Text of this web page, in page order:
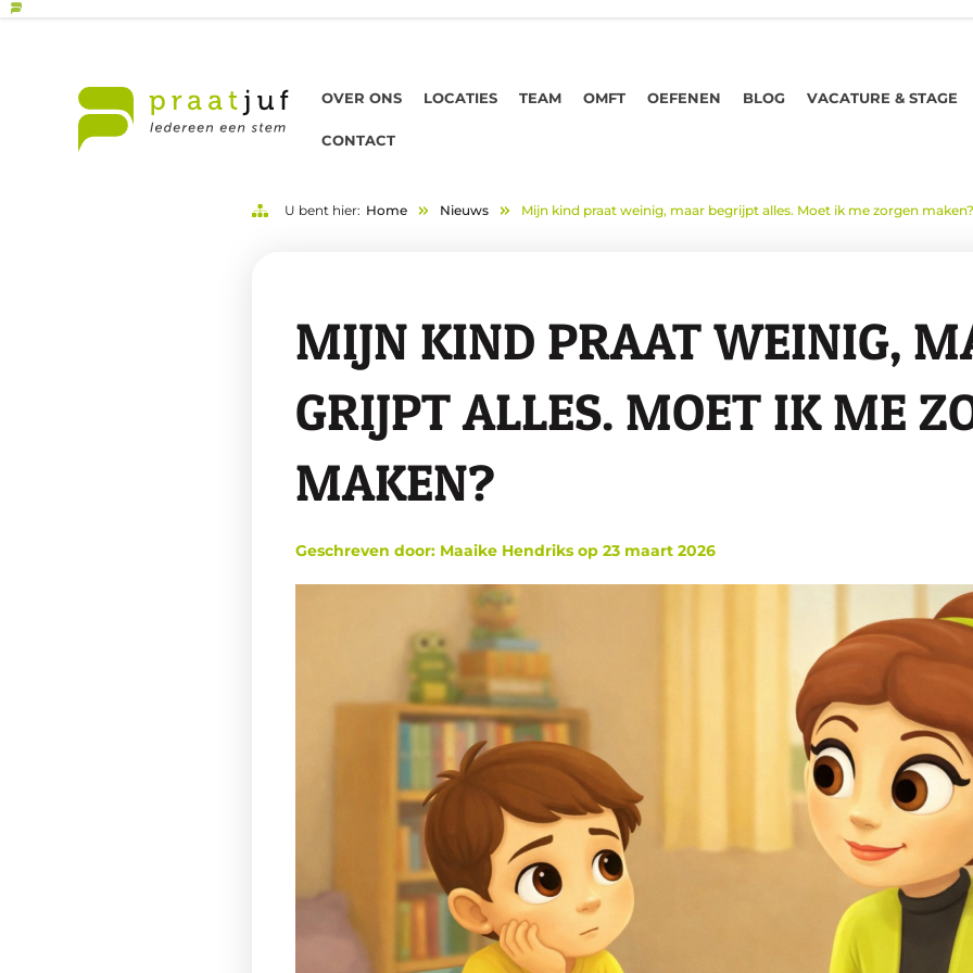
OVER ONS LOCATIES TEAM OMFT OEFENEN BLOG VACATURE & STAGE
CONTACT
U bent hier: Home Nieuws Mijn kind praat weinig, maar begrijpt alles. Moet ik me zorgen maken?
MIJN KIND PRAAT WEI­NIG,
GRIJPT ALLES. MOET IK ME
MAKEN?
Geschreven door: Maaike Hendriks op 23 maart 2026